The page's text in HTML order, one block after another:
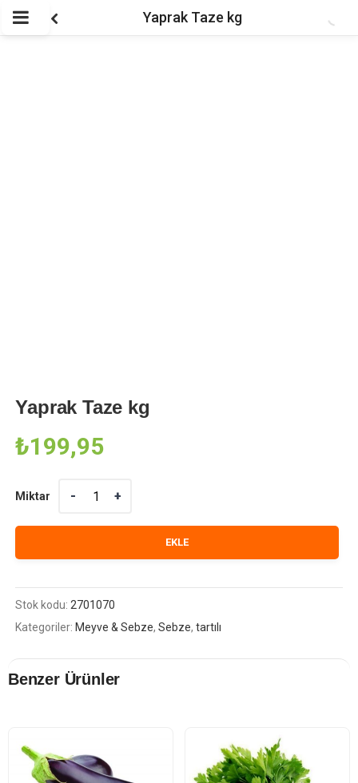
Yaprak Taze kg
Yaprak Taze kg
₺199,95
Miktar
EKLE
Stok kodu: 2701070
Kategoriler: Meyve & Sebze,Sebze,tartılı
Benzer Ürünler